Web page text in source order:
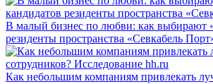
В малый бизнес по любви: как выбирают
резиденты пространства «Севкабель
Как небольшим компаниям привлекать